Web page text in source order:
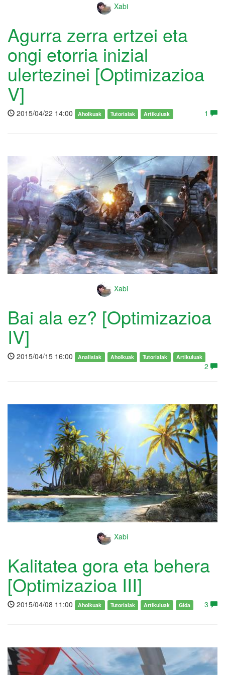
Xabi
Agurra zerra ertzei eta
ongi etorria inizial
ulertezinei [Optimizazioa
V]
2015/04/22 14:00 Aholkuak Tutorialak Artikuluak 1
Xabi
Bai ala ez? [Optimizazioa
IV]
2015/04/15 16:00 Analisiak Aholkuak Tutorialak Artikuluak
2
Xabi
Kalitatea gora eta behera
[Optimizazioa III]
2015/04/08 11:00 Aholkuak Tutorialak Artikuluak Gida 3